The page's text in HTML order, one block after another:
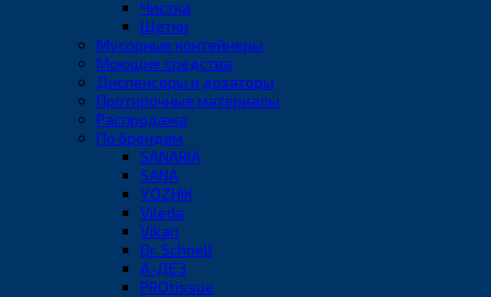
Чистка
Щётки
Мусорные контейнеры
Моющие средства
Диспенсеры и дозаторы
Протирочные материалы
Распродажа
По брендам
SANARIA
SANA
YOZHIK
Vileda
Vikan
Dr. Schnell
А-ДЕЗ
PROtissue